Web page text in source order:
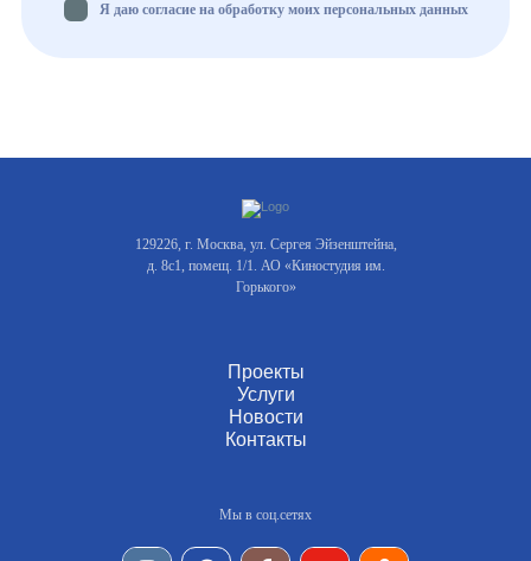
Я даю согласие на обработку моих персональных данных
129226, г. Москва, ул. Сергея Эйзенштейна,
д. 8с1, помещ. 1/1. АО «Киностудия им.
Горького»
Проекты
Услуги
Новости
Контакты
Мы в соц.сетях